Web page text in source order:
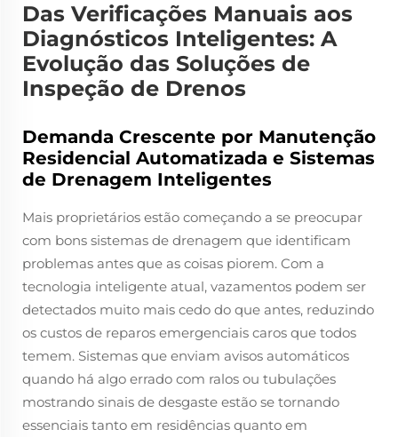
Das Verificações Manuais aos
Diagnósticos Inteligentes: A
Evolução das Soluções de
Inspeção de Drenos
Demanda Crescente por Manutenção
Residencial Automatizada e Sistemas
de Drenagem Inteligentes
Mais proprietários estão começando a se preocupar
com bons sistemas de drenagem que identificam
problemas antes que as coisas piorem. Com a
tecnologia inteligente atual, vazamentos podem ser
detectados muito mais cedo do que antes, reduzindo
os custos de reparos emergenciais caros que todos
temem. Sistemas que enviam avisos automáticos
quando há algo errado com ralos ou tubulações
mostrando sinais de desgaste estão se tornando
essenciais tanto em residências quanto em